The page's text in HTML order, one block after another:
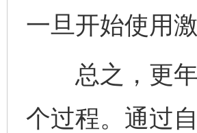
一旦开始使用
总之，更年
个过程。通过